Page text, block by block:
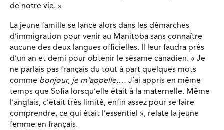
de notre vie. »
La jeune famille se lance alors dans les démarches
d’immigration pour venir au Manitoba sans connaître
aucune des deux langues officielles. Il leur faudra près
d’un an et demi pour obtenir le sésame canadien. « Je
ne parlais pas français du tout à part quelques mots
comme bonjour, je m’appelle,… J’ai appris en même
temps que Sofia lorsqu’elle était à la maternelle. Même
l’anglais, c’était très limité, enfin assez pour se faire
comprendre, ce qui était l’essentiel », relate la jeune
femme en français.